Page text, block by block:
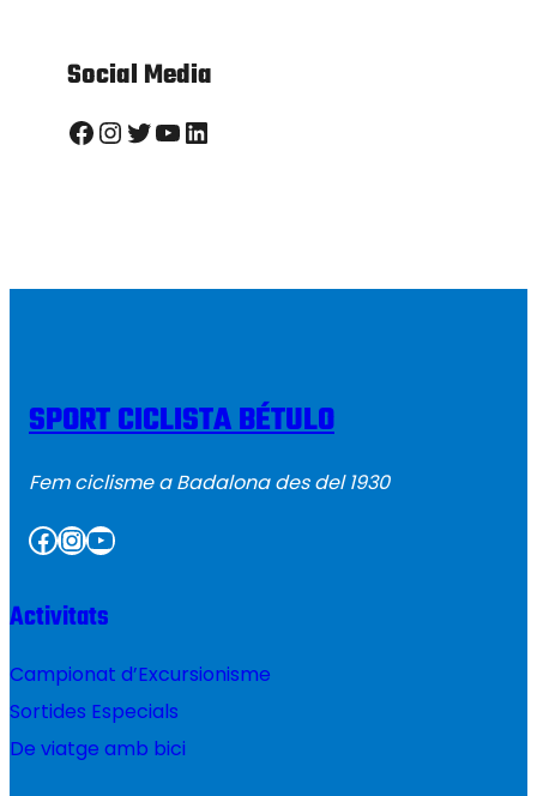
Social Media
Facebook InstagramTwitter YouTube LinkedIn
SPORT CICLISTA BÉTULO
Fem ciclisme a Badalona des del 1930
Facebook InstagramYouTube
Activitats
Campionat d’Excursionisme
Sortides Especials
De viatge amb bici